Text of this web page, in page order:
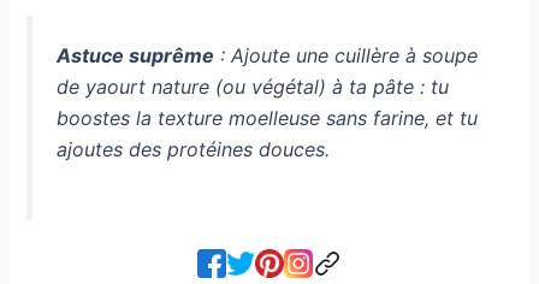
Astuce suprême : Ajoute une cuillère à soupe
de yaourt nature (ou végétal) à ta pâte : tu
boostes la texture moelleuse sans farine, et tu
ajoutes des protéines douces.